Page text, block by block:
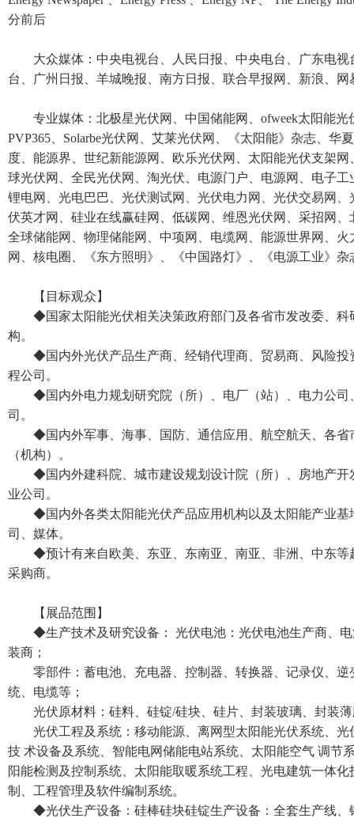
分前后
大众媒体：中央电视台、人民日报、中央电台、广东电
台、广州日报、羊城晚报、南方日报、联合早报网、新浪、网
专业媒体：北极星光伏网、中国储能网、ofweek太阳能光
PVP365、Solarbe光伏网、艾莱光伏网、《太阳能》杂志、华
度、能源界、世纪新能源网、欧乐光伏网、太阳能光伏支架
球光伏网、全民光伏网、淘光伏、电源门户、电源网、电子
锂电网、光电巴巴、光伏测试网、光伏电力网、光伏交易网
伏英才网、硅业在线赢硅网、低碳网、维恩光伏网、采招网
全球储能网、物理储能网、中项网、电缆网、能源世界网、
网、核电圈、《东方照明》、《中国路灯》、《电源工业》杂
【目标观众】
◆国家太阳能光伏相关决策政府部门及各省市发改委、科
构。
◆国内外光伏产品生产商、经销代理商、贸易商、风险投
程公司。
◆国内外电力规划研究院（所）、电厂（站）、电力公司
司。
◆国内外军事、海事、国防、通信应用、航空航天、各省
（机构）。
◆国内外建科院、城市建设规划设计院（所）、房地产开
业公司。
◆国内外各类太阳能光伏产品应用机构以及太阳能产业基
司、媒体。
◆预计有来自欧美、东亚、东南亚、南亚、非洲、中东等
采购商。
【展品范围】
◆生产技术及研究设备： 光伏电池：光伏电池生产商、
装商；
零部件：蓄电池、充电器、控制器、转换器、记录仪、
统、电缆等；
光伏原材料：硅料、硅锭/硅块、硅片、封装玻璃、封装
光伏工程及系统：移动能源、离网型太阳能光伏系统、
技 术设备及系统、智能电网储能电站系统、太阳能空气 调节
阳能检测及控制系统、太阳能取暖系统工程、光电建筑一体
制、工程管理及软件编制系统。
◆光伏生产设备：硅棒硅块硅锭生产设备：全套生产线、